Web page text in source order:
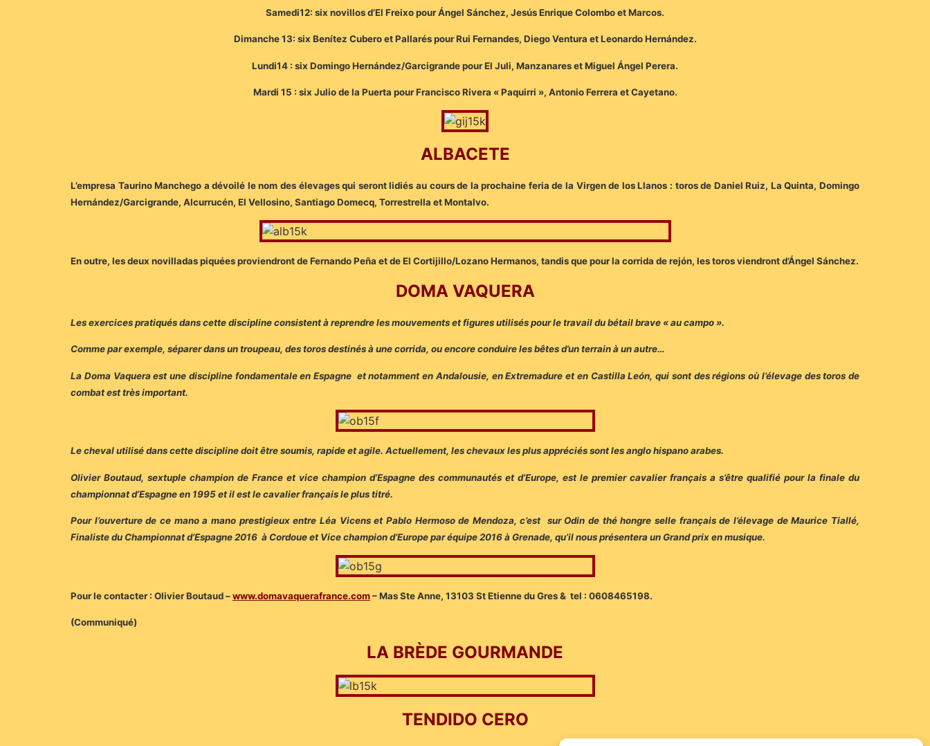
Samedi12: six novillos d’El Freixo pour Ángel Sánchez, Jesús Enrique Colombo et Marcos.
Dimanche 13: six Benítez Cubero et Pallarés pour Rui Fernandes, Diego Ventura et Leonardo Hernández.
Lundi14 : six Domingo Hernández/Garcigrande pour El Juli, Manzanares et Miguel Ángel Perera.
Mardi 15 : six Julio de la Puerta pour Francisco Rivera « Paquirri », Antonio Ferrera et Cayetano.
ALBACETE
L’empresa Taurino Manchego a dévoilé le nom des élevages qui seront lidiés au cours de la prochaine feria de la Virgen de los Llanos : toros de Daniel Ruiz, La Quinta, Domingo
Hernández/Garcigrande, Alcurrucén, El Vellosino, Santiago Domecq, Torrestrella et Montalvo.
En outre, les deux novilladas piquées proviendront de Fernando Peña et de El Cortijillo/Lozano Hermanos, tandis que pour la corrida de rejón, les toros viendront d’Ángel Sánchez.
DOMA VAQUERA
Les exercices pratiqués dans cette discipline consistent à reprendre les mouvements et figures utilisés pour le travail du bétail brave « au campo ».
Comme par exemple, séparer dans un troupeau, des toros destinés à une corrida, ou encore conduire les bêtes d’un terrain à un autre…
La Doma Vaquera est une discipline fondamentale en Espagne et notamment en Andalousie, en Extremadure et en Castilla León, qui sont des régions où l’élevage des toros de
combat est très important.
Le cheval utilisé dans cette discipline doit être soumis, rapide et agile. Actuellement, les chevaux les plus appréciés sont les anglo hispano arabes.
Olivier Boutaud, sextuple champion de France et vice champion d’Espagne des communautés et d’Europe, est le premier cavalier français a s’être qualifié pour la finale du
championnat d’Espagne en 1995 et il est le cavalier français le plus titré.
Pour l’ouverture de ce mano a mano prestigieux entre Léa Vicens et Pablo Hermoso de Mendoza, c’est sur Odin de thé hongre selle français de l’élevage de Maurice Tiallé,
Finaliste du Championnat d’Espagne 2016 à Cordoue et Vice champion d’Europe par équipe 2016 à Grenade, qu’il nous présentera un Grand prix en musique.
Pour le contacter : Olivier Boutaud –www.domavaquerafrance.com– Mas Ste Anne, 13103 St Etienne du Gres & tel : 0608465198.
(Communiqué)
LA BRÈDE GOURMANDE
TENDIDO CERO